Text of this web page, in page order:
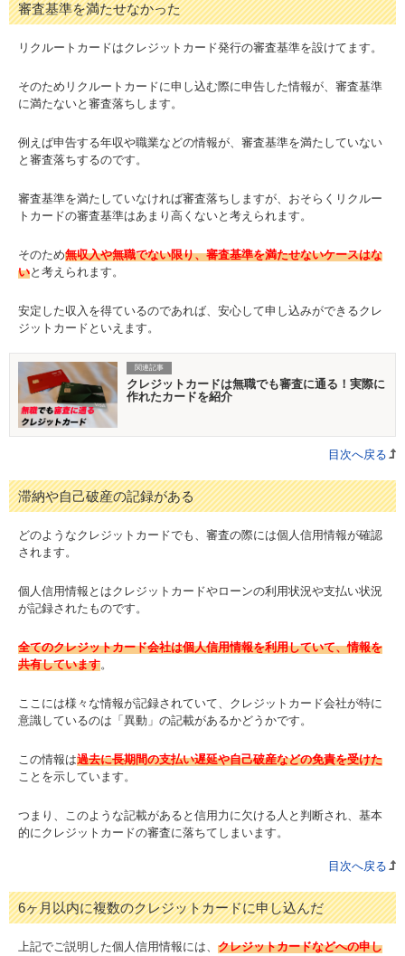
審査基準を満たせなかった
リクルートカードはクレジットカード発行の審査基準を設けてます。
そのためリクルートカードに申し込む際に申告した情報が、審査基準
に満たないと審査落ちします。
例えば申告する年収や職業などの情報が、審査基準を満たしていない
と審査落ちするのです。
審査基準を満たしていなければ審査落ちしますが、おそらくリクルー
トカードの審査基準はあまり高くないと考えられます。
そのため無収入や無職でない限り、審査基準を満たせないケースはな
いと考えられます。
安定した収入を得ているのであれば、安心して申し込みができるクレ
ジットカードといえます。
関連記事
クレジットカードは無職でも審査に通る！実際に
作れたカードを紹介
目次へ戻る
滞納や自己破産の記録がある
どのようなクレジットカードでも、審査の際には個人信用情報が確認
されます。
個人信用情報とはクレジットカードやローンの利用状況や支払い状況
が記録されたものです。
全てのクレジットカード会社は個人信用情報を利用していて、情報を
共有しています。
ここには様々な情報が記録されていて、クレジットカード会社が特に
意識しているのは「異動」の記載があるかどうかです。
この情報は過去に長期間の支払い遅延や自己破産などの免責を受けた
ことを示しています。
つまり、このような記載があると信用力に欠ける人と判断され、基本
的にクレジットカードの審査に落ちてしまいます。
目次へ戻る
6ヶ月以内に複数のクレジットカードに申し込んだ
上記でご説明した個人信用情報には、 クレジットカードなどへの申し